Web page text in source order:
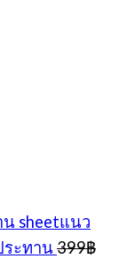
sheetแนว
ะทาน 399฿